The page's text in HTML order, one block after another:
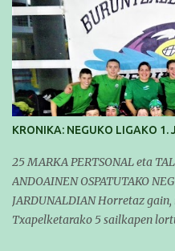
KRONIKA: NEGUKO LIGAKO 1.
25 MARKA PERTSONAL eta
ANDOAINEN OSPATUTAKO
JARDUNALDIAN Horretaz
Txapelketarako 5 sailkapen